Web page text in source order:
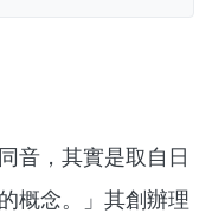
，其實是取自日
概念。」其創辦理